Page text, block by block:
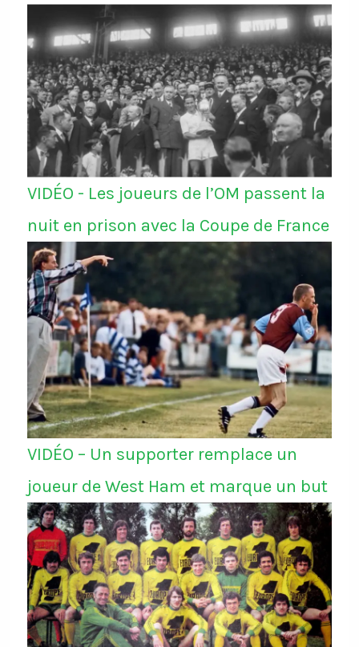
VIDÉO - Les joueurs de l’OM passent la
nuit en prison avec la Coupe de France
VIDÉO – Un supporter remplace un
joueur de West Ham et marque un but